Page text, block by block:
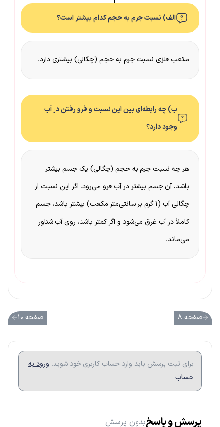
الف) نسبت جرم به حجم کدام بیشتر است؟
مکعب فلزی نسبت جرم به حجم (چگالی) بیشتری دارد.
ب) چه رابطه‌ای بین این نسبت و فرو رفتن در آب
وجود دارد؟
هر چه نسبت جرم به حجم (چگالی) یک جسم بیشتر
باشد، آن جسم بیشتر در آب فرو می‌رود. اگر این نسبت از
چگالی آب (۱ گرم بر سانتی‌متر مکعب) بیشتر باشد، جسم
کاملاً در آب غرق می‌شود و اگر کمتر باشد، روی آب شناور
می‌ماند.
صفحه ۸ صفحه ۱۰
برای ثبت پرسش باید وارد حساب کاربری خود شوید. ورود به
حساب
پرسش و پاسخبدون پرسش